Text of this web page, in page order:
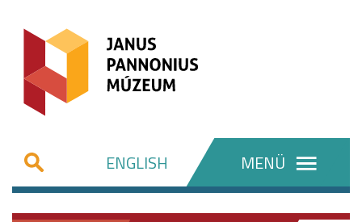
ENGLISH MENÜ